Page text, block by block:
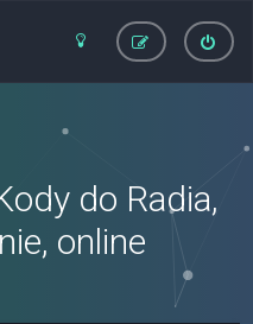
do Radia,
online